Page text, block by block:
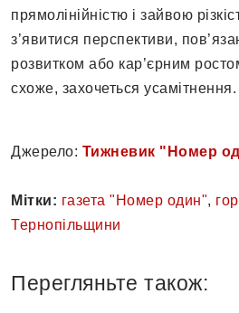
прямолінійністю і зайвою
з’явитися перспективи,
розвитком або кар’єрним
схоже, захочеться усамітнення.
Джерело: Тижневик "Номер
Мітки: газета "Номер один",
Тернопільщини
Перегляньте також: